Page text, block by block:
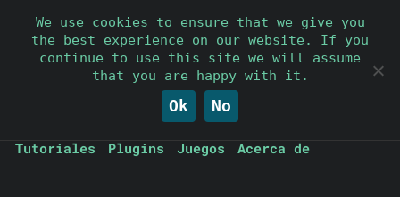
Parallelcube
Keep it simple
Tutoriales Plugins Juegos Acerca de
We use cookies to ensure that we give you
the best experience on our website. If you
continue to use this site we will assume
that you are happy with it.
Ok No